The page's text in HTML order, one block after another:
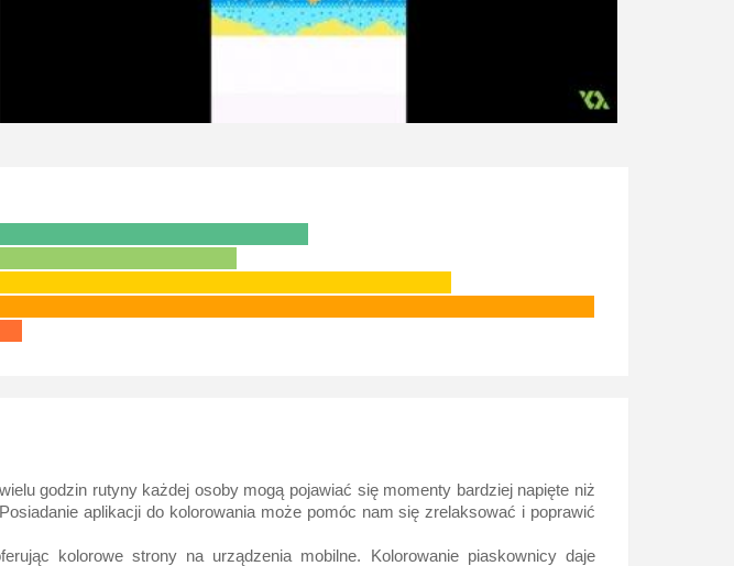
godzin rutyny każdej osoby mogą pojawiać się momenty bardziej napięte niż
aplikacji do kolorowania może pomóc nam się zrelaksować i poprawić
kolorowe strony na urządzenia mobilne. Kolorowanie piaskownicy daje